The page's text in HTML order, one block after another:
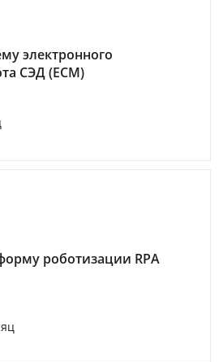
электронного
СЭД (ECM)
роботизации RPA